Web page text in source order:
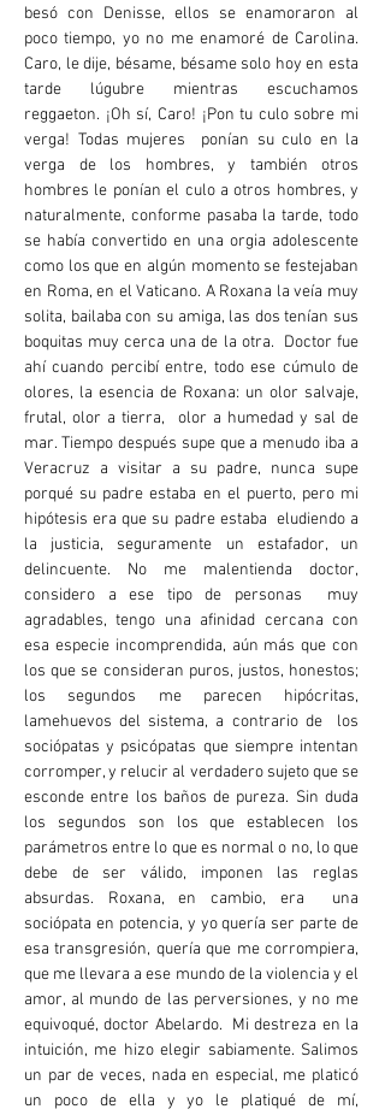
besó con Denisse, ellos se enamoraron al
poco tiempo, yo no me enamoré de Carolina.
Caro, le dije, bésame, bésame solo hoy en esta
tarde lúgubre mientras escuchamos
reggaeton. ¡Oh sí, Caro! ¡Pon tu culo sobre mi
verga! Todas mujeres ponían su culo en la
verga de los hombres, y también otros
hombres le ponían el culo a otros hombres, y
naturalmente, conforme pasaba la tarde, todo
se había convertido en una orgia adolescente
como los que en algún momento se festejaban
en Roma, en el Vaticano. A Roxana la veía muy
solita, bailaba con su amiga, las dos tenían sus
boquitas muy cerca una de la otra. Doctor fue
ahí cuando percibí entre, todo ese cúmulo de
olores, la esencia de Roxana: un olor salvaje,
frutal, olor a tierra, olor a humedad y sal de
mar. Tiempo después supe que a menudo iba a
Veracruz a visitar a su padre, nunca supe
porqué su padre estaba en el puerto, pero mi
hipótesis era que su padre estaba eludiendo a
la justicia, seguramente un estafador, un
delincuente. No me malentienda doctor,
considero a ese tipo de personas muy
agradables, tengo una afinidad cercana con
esa especie incomprendida, aún más que con
los que se consideran puros, justos, honestos;
los segundos me parecen hipócritas,
lamehuevos del sistema, a contrario de los
sociópatas y psicópatas que siempre intentan
corromper, y relucir al verdadero sujeto que se
esconde entre los baños de pureza. Sin duda
los segundos son los que establecen los
parámetros entre lo que es normal o no, lo que
debe de ser válido, imponen las reglas
absurdas. Roxana, en cambio, era una
sociópata en potencia, y yo quería ser parte de
esa transgresión, quería que me corrompiera,
que me llevara a ese mundo de la violencia y el
amor, al mundo de las perversiones, y no me
equivoqué, doctor Abelardo. Mi destreza en la
intuición, me hizo elegir sabiamente. Salimos
un par de veces, nada en especial, me platicó
un poco de ella y yo le platiqué de mí,